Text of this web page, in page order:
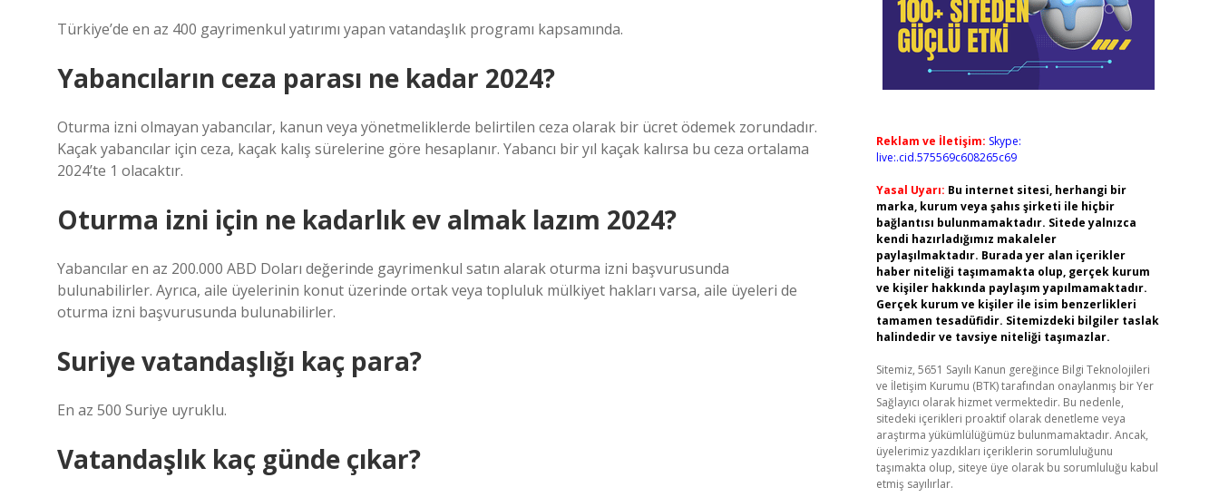
Türkiye’de en az 400 gayrimenkul yatırımı yapan vatandaşlık programı kapsamında.
Yabancıların ceza parası ne kadar 2024?
Oturma izni olmayan yabancılar, kanun veya yönetmeliklerde belirtilen ceza olarak bir ücret ödemek zorundadır.
Kaçak yabancılar için ceza, kaçak kalış sürelerine göre hesaplanır. Yabancı bir yıl kaçak kalırsa bu ceza ortalama
2024’te 1 olacaktır.
Oturma izni için ne kadarlık ev almak lazım 2024?
Yabancılar en az 200.000 ABD Doları değerinde gayrimenkul satın alarak oturma izni başvurusunda
bulunabilirler. Ayrıca, aile üyelerinin konut üzerinde ortak veya topluluk mülkiyet hakları varsa, aile üyeleri de
oturma izni başvurusunda bulunabilirler.
Suriye vatandaşlığı kaç para?
En az 500 Suriye uyruklu.
Vatandaşlık kaç günde çıkar?
Reklam ve İletişim: Skype:
live:.cid.575569c608265c69
Yasal Uyarı: Bu internet sitesi, herhangi bir
marka, kurum veya şahıs şirketi ile hiçbir
bağlantısı bulunmamaktadır. Sitede yalnızca
kendi hazırladığımız makaleler
paylaşılmaktadır. Burada yer alan içerikler
haber niteliği taşımamakta olup, gerçek kurum
ve kişiler hakkında paylaşım yapılmamaktadır.
Gerçek kurum ve kişiler ile isim benzerlikleri
tamamen tesadüfidir. Sitemizdeki bilgiler taslak
halindedir ve tavsiye niteliği taşımazlar.
Sitemiz, 5651 Sayılı Kanun gereğince Bilgi Teknolojileri
ve İletişim Kurumu (BTK) tarafından onaylanmış bir Yer
Sağlayıcı olarak hizmet vermektedir. Bu nedenle,
sitedeki içerikleri proaktif olarak denetleme veya
araştırma yükümlülüğümüz bulunmamaktadır. Ancak,
üyelerimiz yazdıkları içeriklerin sorumluluğunu
taşımakta olup, siteye üye olarak bu sorumluluğu kabul
etmiş sayılırlar.